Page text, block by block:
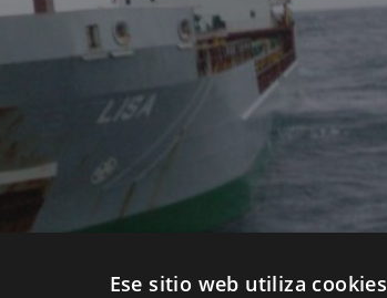
Ese sitio web utiliza cookies